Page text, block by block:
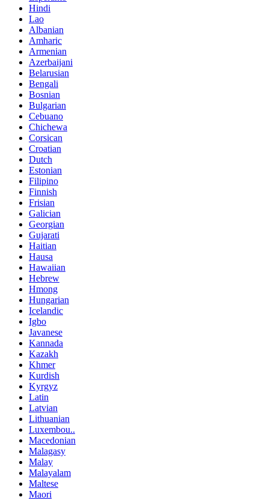
Hindi
Lao
Albanian
Amharic
Armenian
Azerbaijani
Belarusian
Bengali
Bosnian
Bulgarian
Cebuano
Chichewa
Corsican
Croatian
Dutch
Estonian
Filipino
Finnish
Frisian
Galician
Georgian
Gujarati
Haitian
Hausa
Hawaiian
Hebrew
Hmong
Hungarian
Icelandic
Igbo
Javanese
Kannada
Kazakh
Khmer
Kurdish
Kyrgyz
Latin
Latvian
Lithuanian
Luxembou..
Macedonian
Malagasy
Malay
Malayalam
Maltese
Maori